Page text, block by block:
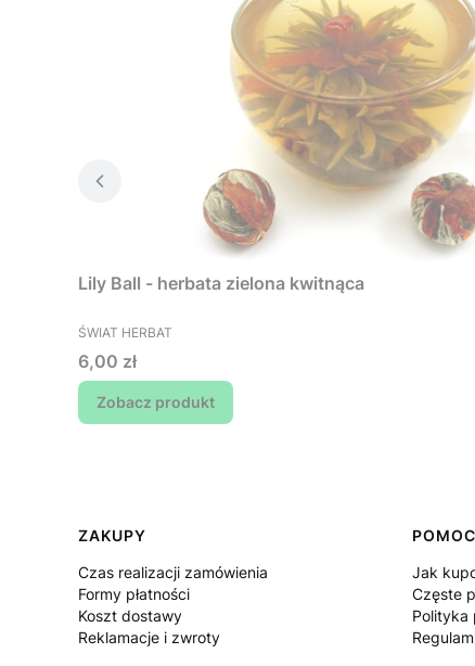
Lily Ball - herbata zielona kwitnąca
PRODUCENT
ŚWIAT HERBAT
Cena
6,00 zł
Zobacz produkt
Linki w stopce
ZAKUPY
Czas realizacji zamówienia
Formy płatności
Koszt dostawy
Reklamacje i zwroty
POMOC
Jak
Częste
Polityka